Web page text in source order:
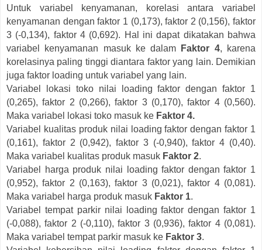
Untuk variabel kenyamanan, korelasi antara variabel
kenyamanan dengan faktor 1 (0,173), faktor 2 (0,156), faktor
3 (-0,134), faktor 4 (0,692). Hal ini dapat dikatakan bahwa
variabel kenyamanan masuk ke dalam
Faktor 4, karena
korelasinya paling tinggi diantara faktor yang lain. Demikian
juga faktor loading untuk variabel yang lain.
Variabel lokasi toko nilai loading faktor dengan faktor 1
(0,265), faktor 2 (0,266), faktor 3 (0,170), faktor 4 (0,560).
Maka variabel lokasi toko masuk ke Faktor 4.
Variabel kualitas produk nilai loading faktor dengan faktor 1
(0,161), faktor 2 (0,942), faktor 3 (-0,940), faktor 4 (0,40).
Maka variabel kualitas produk masuk Faktor 2.
Variabel harga produk nilai loading faktor dengan faktor 1
(0,952), faktor 2 (0,163), faktor 3 (0,021), faktor 4 (0,081).
Maka variabel harga produk masuk Faktor 1.
Variabel tempat parkir nilai loading faktor dengan faktor 1
(-0,088), faktor 2 (-0,110), faktor 3 (0,936), faktor 4 (0,081).
Maka variabel tempat parkir masuk ke Faktor 3.